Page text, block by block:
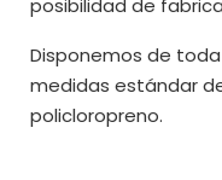
posibilidad de
Disponemos de toda
medidas estándar
policloropreno.